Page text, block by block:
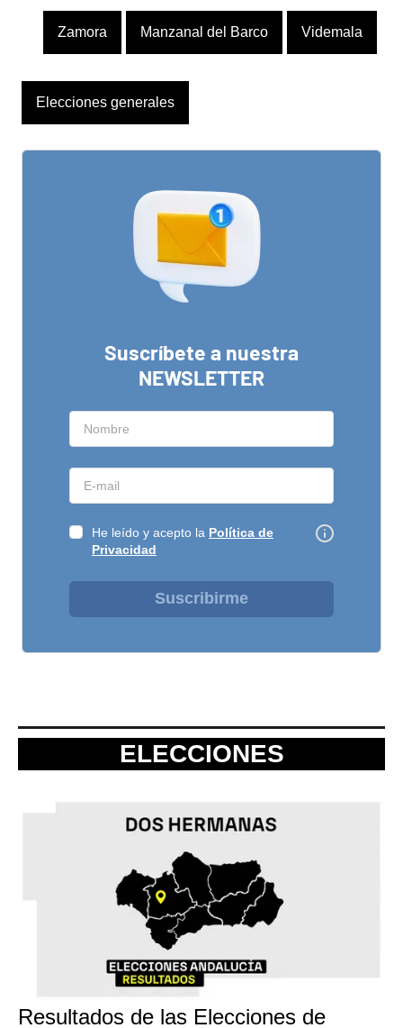
Zamora Manzanal del Barco Videmala
Elecciones generales
Suscríbete a nuestra
NEWSLETTER
He leído y acepto la Política de
Privacidad
Suscribirme
ELECCIONES
Resultados de las Elecciones de